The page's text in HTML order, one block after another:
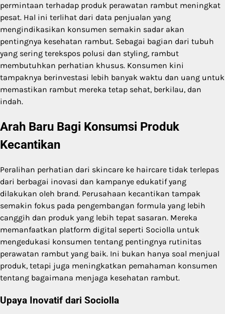
permintaan terhadap produk perawatan rambut meningkat
pesat. Hal ini terlihat dari data penjualan yang
mengindikasikan konsumen semakin sadar akan
pentingnya kesehatan rambut. Sebagai bagian dari tubuh
yang sering terekspos polusi dan styling, rambut
membutuhkan perhatian khusus. Konsumen kini
tampaknya berinvestasi lebih banyak waktu dan uang untuk
memastikan rambut mereka tetap sehat, berkilau, dan
indah.
Arah Baru Bagi Konsumsi Produk
Kecantikan
Peralihan perhatian dari skincare ke haircare tidak terlepas
dari berbagai inovasi dan kampanye edukatif yang
dilakukan oleh brand. Perusahaan kecantikan tampak
semakin fokus pada pengembangan formula yang lebih
canggih dan produk yang lebih tepat sasaran. Mereka
memanfaatkan platform digital seperti Sociolla untuk
mengedukasi konsumen tentang pentingnya rutinitas
perawatan rambut yang baik. Ini bukan hanya soal menjual
produk, tetapi juga meningkatkan pemahaman konsumen
tentang bagaimana menjaga kesehatan rambut.
Upaya Inovatif dari Sociolla